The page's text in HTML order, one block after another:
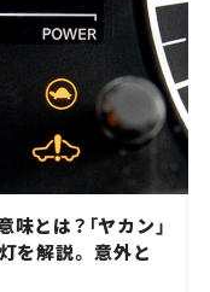
とは？「ヤカン」
を解説。 意外と